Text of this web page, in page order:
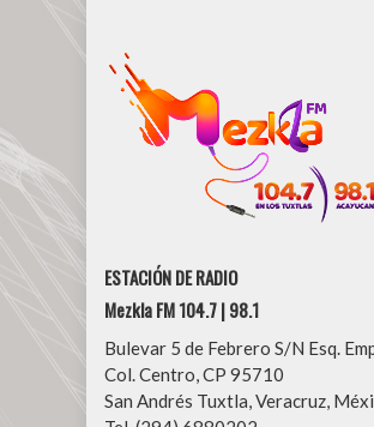
ESTACIÓN DE RADIO
Mezkla FM 104.7 | 98.1
Bulevar 5 de Febrero S/N Esq.
Col. Centro, CP 95710
San Andrés Tuxtla, Veracruz,